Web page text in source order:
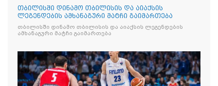
თბილისში დინამო თბილისის და აიაქსის
ლეგენდების ამხანაგური მატჩი გაიმართება
თბილისში დინამო თბილისის და აიაქსის ლეგენდების
ამხანაგური მატჩი გაიმართება